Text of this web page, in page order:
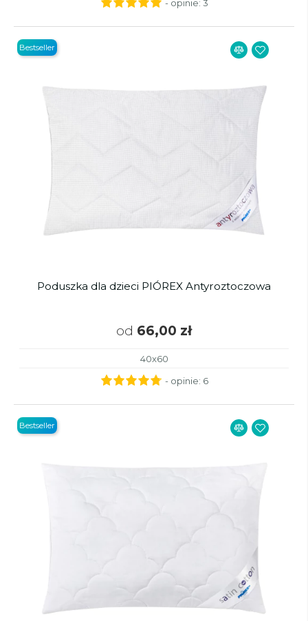
- opinie: 3
Poduszka dla dzieci PIÓREX Antyroztoczowa
od 66,00 zł
40x60
Bestseller
- opinie: 6
Bestseller